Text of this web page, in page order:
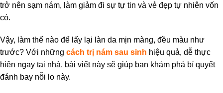
trở nên sạm nám, làm giảm đi sự tự tin và vẻ đẹp tự nhiên vốn
có.
Vậy, làm thế nào để lấy lại làn da mịn màng, đều màu như
trước? Với những cách trị nám sau sinh hiệu quả, dễ thực
hiện ngay tại nhà, bài viết này sẽ giúp bạn khám phá bí quyết
đánh bay nỗi lo này.